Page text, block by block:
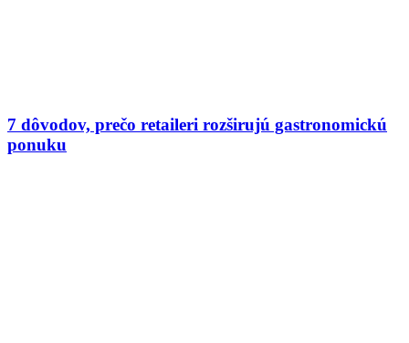
7 dôvodov, prečo retaileri rozširujú gastronomickú
ponuku